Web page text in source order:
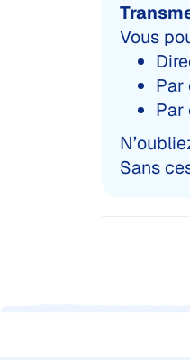
Vous
Par
Par
Sans